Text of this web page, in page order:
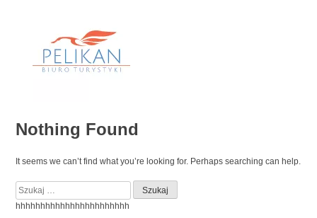
Nothing Found
It seems we can’t find what you’re looking for. Perhaps searching can help.
Szukaj:
hhhhhhhhhhhhhhhhhhhhhhh